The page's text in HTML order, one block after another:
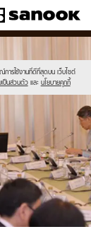
ณ์การใช้งานที่ดีที่สุดบน เว็บไซต์
เป็นส่วนตัว และ นโยบายคุกกี้